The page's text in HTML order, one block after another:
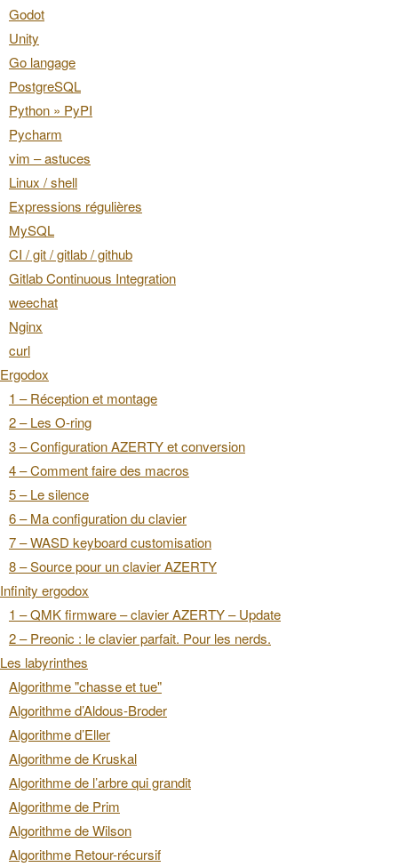
Godot
Unity
Go langage
PostgreSQL
Python » PyPI
Pycharm
vim – astuces
Linux / shell
Expressions régulières
MySQL
CI / git / gitlab / github
Gitlab Continuous Integration
weechat
Nginx
curl
Ergodox
1 – Réception et montage
2 – Les O-ring
3 – Configuration AZERTY et conversion
4 – Comment faire des macros
5 – Le silence
6 – Ma configuration du clavier
7 – WASD keyboard customisation
8 – Source pour un clavier AZERTY
Infinity ergodox
1 – QMK firmware – clavier AZERTY – Update
2 – Preonic : le clavier parfait. Pour les nerds.
Les labyrinthes
Algorithme "chasse et tue"
Algorithme d’Aldous-Broder
Algorithme d’Eller
Algorithme de Kruskal
Algorithme de l’arbre qui grandit
Algorithme de Prim
Algorithme de Wilson
Algorithme Retour-récursif